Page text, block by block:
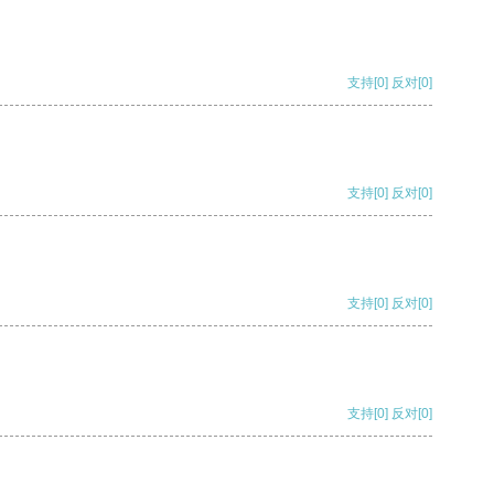
支持[0] 反对[0]
支持[0] 反对[0]
支持[0] 反对[0]
支持[0] 反对[0]